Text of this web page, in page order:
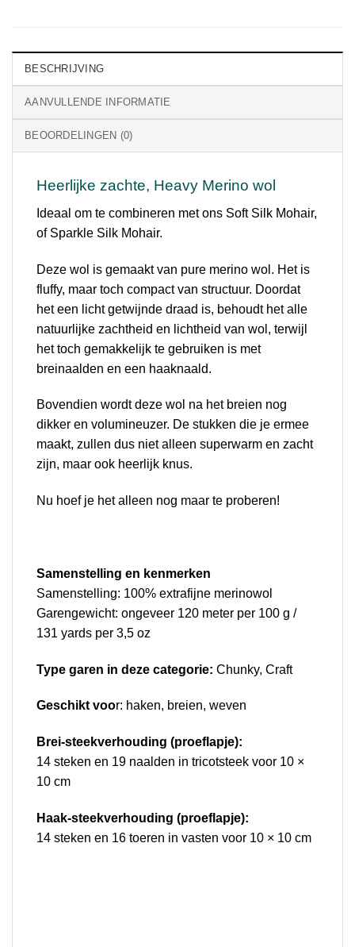
BESCHRIJVING
AANVULLENDE INFORMATIE
BEOORDELINGEN (0)
Heerlijke zachte, Heavy Merino wol
Ideaal om te combineren met ons Soft Silk Mohair,
of Sparkle Silk Mohair.
Deze wol is gemaakt van pure merino wol. Het is
fluffy, maar toch compact van structuur. Doordat
het een licht getwijnde draad is, behoudt het alle
natuurlijke zachtheid en lichtheid van wol, terwijl
het toch gemakkelijk te gebruiken is met
breinaalden en een haaknaald.
Bovendien wordt deze wol na het breien nog
dikker en volumineuzer. De stukken die je ermee
maakt, zullen dus niet alleen superwarm en zacht
zijn, maar ook heerlijk knus.
Nu hoef je het alleen nog maar te proberen!
Samenstelling en kenmerken
Samenstelling: 100% extrafijne merinowol
Garengewicht: ongeveer 120 meter per 100 g /
131 yards per 3,5 oz
Type garen in deze categorie: Chunky, Craft
Geschikt voor: haken, breien, weven
Brei-steekverhouding (proeflapje):
14 steken en 19 naalden in tricotsteek voor 10 ×
10 cm
Haak-steekverhouding (proeflapje):
14 steken en 16 toeren in vasten voor 10 × 10 cm